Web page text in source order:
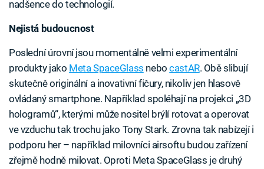
nadšence do technologií.
Nejistá budoucnost
Poslední úrovní jsou momentálně velmi experimentální
produkty jako Meta SpaceGlass nebocastAR. Obě slibují
skutečně originální a inovativní fičury, nikoliv jen hlasově
ovládaný smartphone. Například spoléhají na projekci „3D
hologramů“, kterými může nositel brýlí rotovat a operovat
ve vzduchu tak trochu jako Tony Stark. Zrovna tak nabízejí i
podporu her – například milovníci airsoftu budou zařízení
zřejmě hodně milovat. Oproti Meta SpaceGlass je druhý